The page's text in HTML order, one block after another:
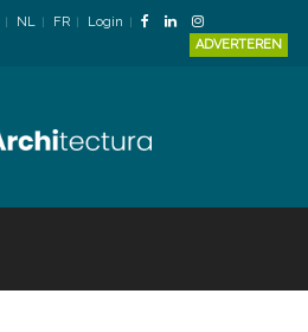
NL FR
Login
ADVERTEREN